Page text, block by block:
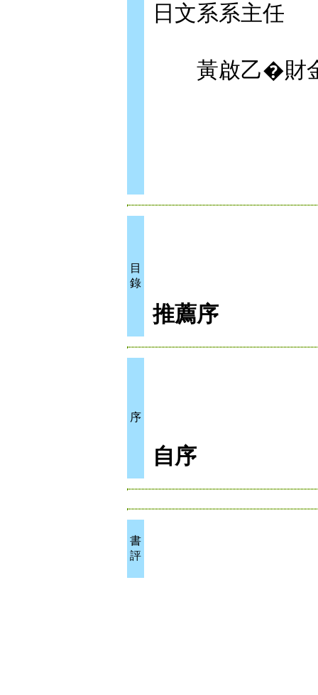
日文系系主任
黃啟乙�財金
目
錄
推薦序
序
自序
書
評